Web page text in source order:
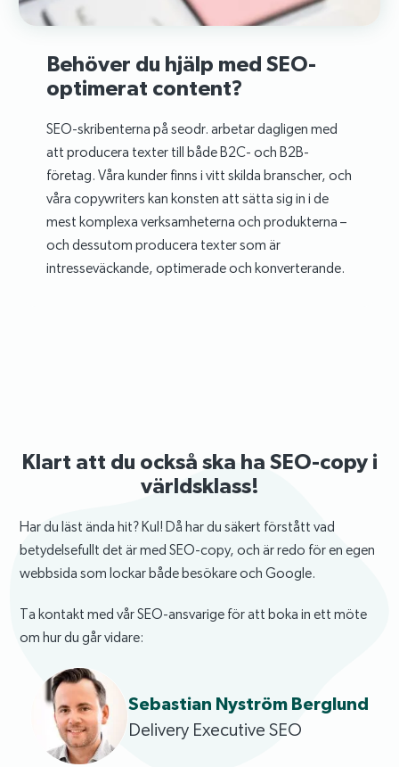
Behöver du hjälp med SEO-
optimerat content?
SEO-skribenterna på seodr. arbetar dagligen med
att producera texter till både B2C- och B2B-
företag. Våra kunder finns i vitt skilda branscher, och
våra copywriters kan konsten att sätta sig in i de
mest komplexa verksamheterna och produkterna –
och dessutom producera texter som är
intresseväckande, optimerade och konverterande.
Klart att du också ska ha SEO-copy i
världsklass!
Har du läst ända hit? Kul! Då har du säkert förstått vad
betydelsefullt det är med SEO-copy, och är redo för en egen
webbsida som lockar både besökare och Google.
Ta kontakt med vår SEO-ansvarige för att boka in ett möte
om hur du går vidare:
Sebastian Nyström Berglund
Delivery Executive SEO